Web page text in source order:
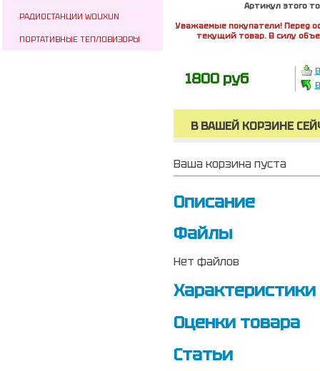
РАДИОСТАНЦИИ WOUXUN
ПОРТАТИВНЫЕ ТЕПЛОВИЗОРЫ
Артикул этого
Уважаемые покупатели! Перед
текущий товар. В силу
1800 руб
В ВАШЕЙ КОРЗИНЕ
Ваша корзина пуста
Описание
Файлы
Нет файлов
Характеристики
Оценки товара
Статьи